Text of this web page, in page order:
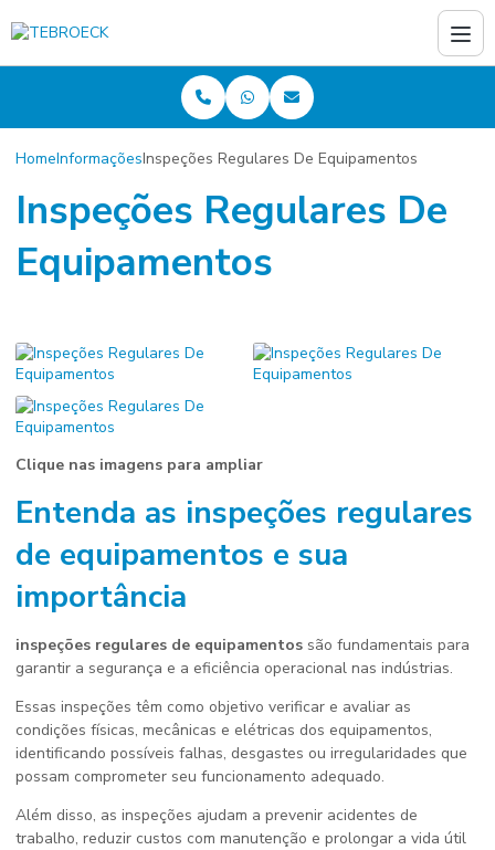
HomeInformaçõesInspeções Regulares De Equipamentos
Inspeções Regulares De
Equipamentos
Clique nas imagens para ampliar
Entenda as inspeções regulares
de equipamentos e sua
importância
inspeções regulares de equipamentos são fundamentais para
garantir a segurança e a eficiência operacional nas indústrias.
Essas inspeções têm como objetivo verificar e avaliar as
condições físicas, mecânicas e elétricas dos equipamentos,
identificando possíveis falhas, desgastes ou irregularidades que
possam comprometer seu funcionamento adequado.
Além disso, as inspeções ajudam a prevenir acidentes de
trabalho, reduzir custos com manutenção e prolongar a vida útil